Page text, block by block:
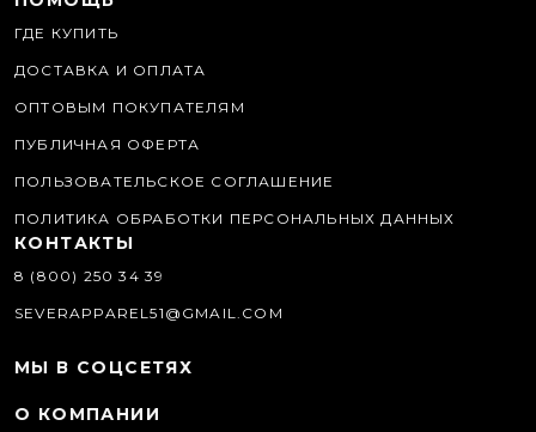
ГДЕ КУПИТЬ
ДОСТАВКА И ОПЛАТА
ОПТОВЫМ ПОКУПАТЕЛЯМ
ПУБЛИЧНАЯ ОФЕРТА
ПОЛЬЗОВАТЕЛЬСКОЕ СОГЛАШЕНИЕ
ПОЛИТИКА ОБРАБОТКИ ПЕРСОНАЛЬНЫХ ДАННЫХ
КОНТАКТЫ
8 (800) 250 34 39
SEVERAPPAREL51@GMAIL.COM
МЫ В СОЦСЕТЯХ
О КОМПАНИИ